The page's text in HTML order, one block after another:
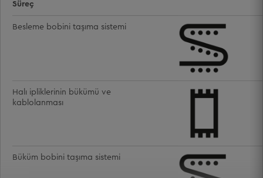
Süreç
Besleme bobini taşıma sistemi
Halı ipliklerinin bükümü ve
kablolanması
Büküm bobini taşıma sistemi